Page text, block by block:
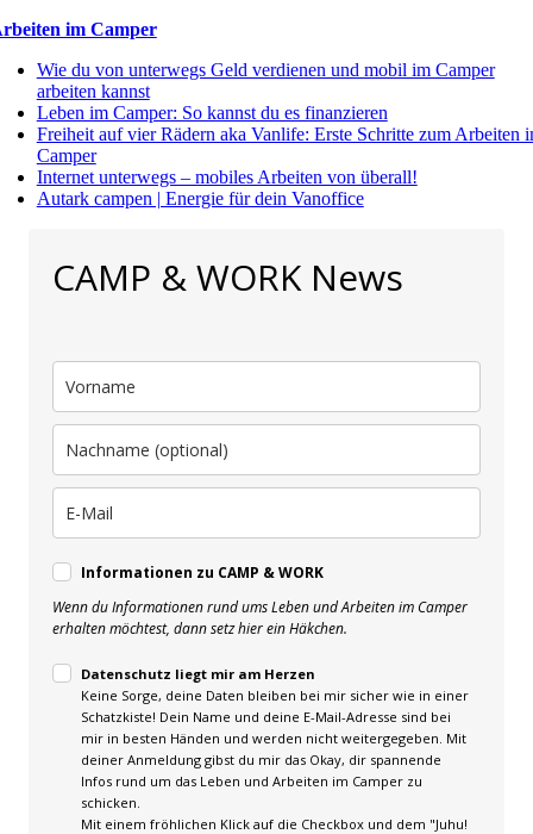
im Camper
Wie du von unterwegs Geld verdienen und mobil im Camper
arbeiten kannst
Leben im Camper: So kannst du es finanzieren
Freiheit auf vier Rädern aka Vanlife: Erste Schritte zum Arbeiten
Camper
Internet unterwegs – mobiles Arbeiten von überall!
Autark campen | Energie für dein Vanoffice
CAMP & WORK News
Informationen zu CAMP & WORK
Wenn du Informationen rund ums Leben und Arbeiten im Camper
erhalten möchtest, dann setz hier ein Häkchen.
Datenschutz liegt mir am Herzen
Keine Sorge, deine Daten bleiben bei mir sicher wie in einer
Schatzkiste! Dein Name und deine E-Mail-Adresse sind bei
mir in besten Händen und werden nicht weitergegeben. Mit
deiner Anmeldung gibst du mir das Okay, dir spannende
Infos rund um das Leben und Arbeiten im Camper zu
schicken.
Mit einem fröhlichen Klick auf die Checkbox und dem "Juhu!